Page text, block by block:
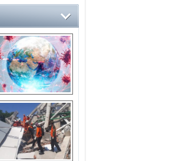
14 soruda
Koronavirüs
hakkında kendinizi
test edin...